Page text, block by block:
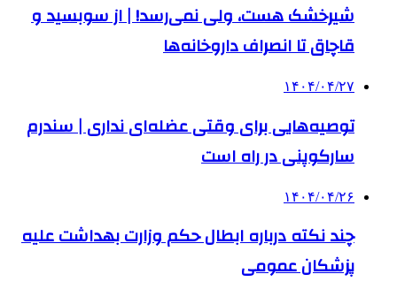
شیرخشک هست، ولی نمی‌رسد! | از سوبسید و
قاچاق تا انصراف داروخانه‌ها
۱۴۰۴/۰۴/۲۷
توصیه‌هایی برای وقتی عضله‌ای نداری | سندرم
سارکوپنی در راه است
۱۴۰۴/۰۴/۲۶
چند نکته درباره ابطال حکم وزارت بهداشت علیه
پزشکان عمومی